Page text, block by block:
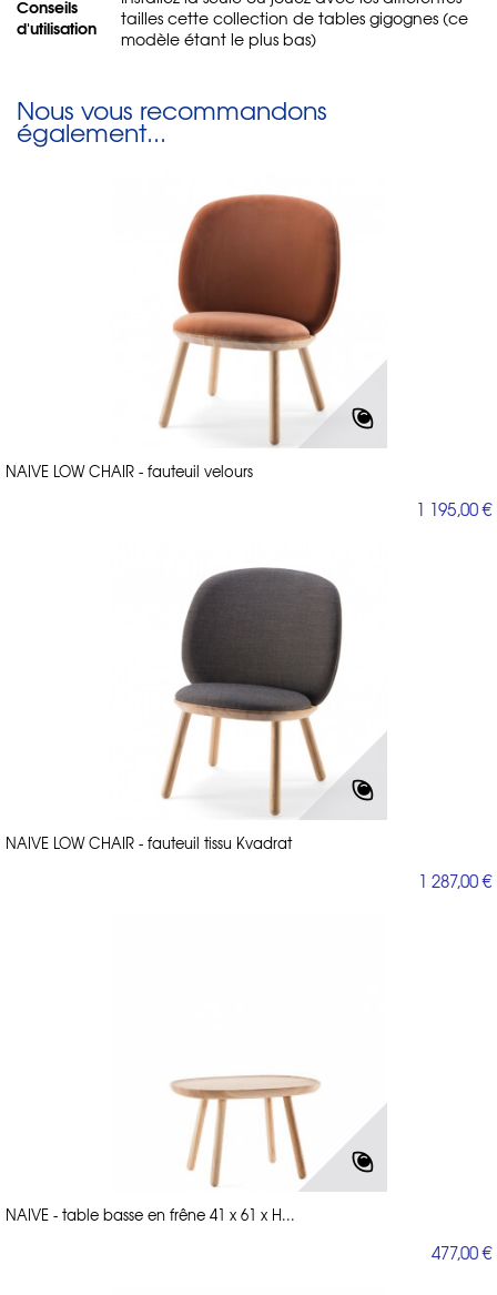
Conseils
d'utilisation
tailles cette collection de tables gigognes (ce
modèle étant le plus bas)
Nous vous recommandons
également...
NAIVE LOW CHAIR - fauteuil velours
1 195,00 €
NAIVE LOW CHAIR - fauteuil tissu Kvadrat
1 287,00 €
NAIVE - table basse en frêne 41 x 61 x H...
477,00 €